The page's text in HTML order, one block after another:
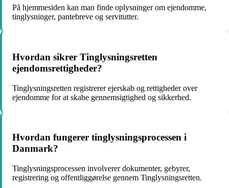
På hjemmesiden kan man finde oplysninger om ejendomme,
tinglysninger, pantebreve og servitutter.
Hvordan sikrer Tinglysningsretten
ejendomsrettigheder?
Tinglysningsretten registrerer ejerskab og rettigheder over
ejendomme for at skabe gennemsigtighed og sikkerhed.
Hvordan fungerer tinglysningsprocessen i
Danmark?
Tinglysningsprocessen involverer dokumenter, gebyrer,
registrering og offentliggørelse gennem Tinglysningsretten.